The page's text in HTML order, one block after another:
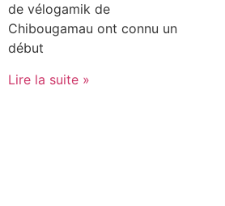
de vélogamik de
Chibougamau ont connu un
début
Lire la suite »